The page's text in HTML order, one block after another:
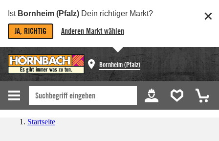
Ist Bornheim (Pfalz) Dein richtiger Markt?
JA, RICHTIG Anderen Markt wählen
Bornheim (Pfalz)
Startseite